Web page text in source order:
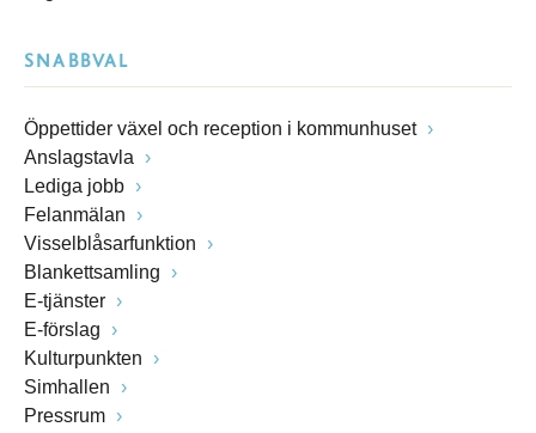
SNABBVAL
Öppettider växel och reception i kommunhuset
Anslagstavla
Lediga jobb
Felanmälan
Visselblåsarfunktion
Blankettsamling
E-tjänster
E-förslag
Kulturpunkten
Simhallen
Pressrum